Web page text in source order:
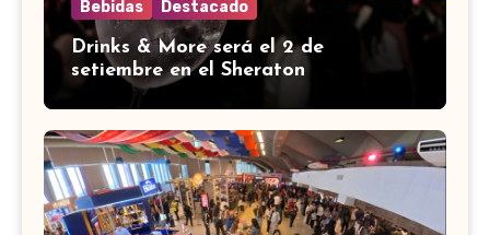
Bebidas Destacado
Drinks & More será el 2 de
setiembre en el Sheraton